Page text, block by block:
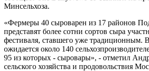
Минсельхоза.
«Фермеры 40 сыроварен из 17 районов
представят более сотни сортов сыра
фестиваля, ставшего уже традиционным.
ожидается около 140
95 из которых - сыровары», - отметил
сельского хозяйства и продовольствия